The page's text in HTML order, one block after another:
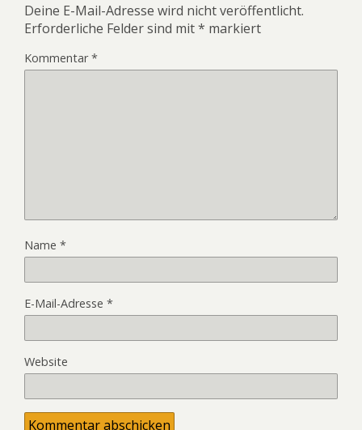
Deine E-Mail-Adresse wird nicht veröffentlicht.
Erforderliche Felder sind mit* markiert
Kommentar*
Name *
E-Mail-Adresse *
Website